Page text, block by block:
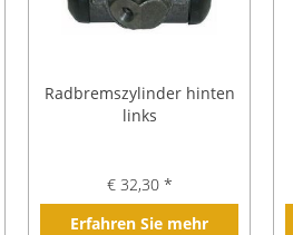
Radbremszylinder hinten
links
€ 32,30 *
Erfahren Sie mehr